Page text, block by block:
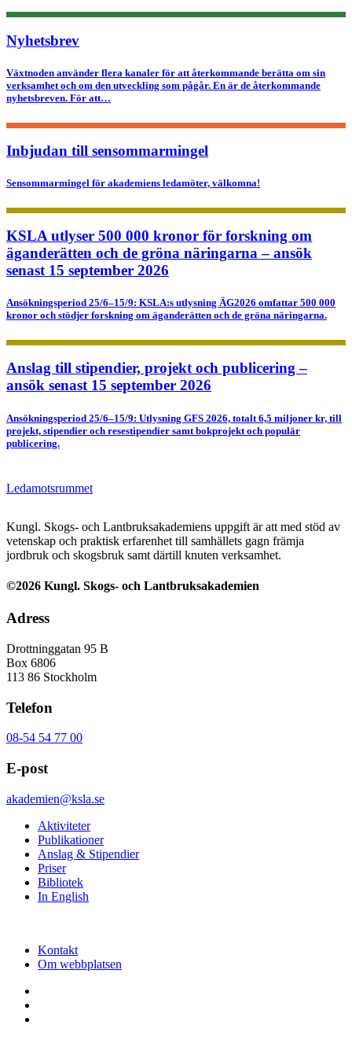
Nyhetsbrev
Växtnoden använder flera kanaler för att återkommande berätta om sin
verksamhet och om den utveckling som pågår. En är de återkommande
nyhetsbreven. För att…
Inbjudan till sensommarmingel
Sensommarmingel för akademiens ledamöter, välkomna!
KSLA utlyser 500 000 kronor för forskning om
äganderätten och de gröna näringarna – ansök
senast 15 september 2026
Ansökningsperiod 25/6–15/9: KSLA:s utlysning ÄG2026 omfattar 500 000
kronor och stödjer forskning om äganderätten och de gröna näringarna.
Anslag till stipendier, projekt och publicering –
ansök senast 15 september 2026
Ansökningsperiod 25/6–15/9: Utlysning GFS 2026, totalt 6,5 miljoner kr, till
projekt, stipendier och resestipendier samt bokprojekt och populär
publicering.
Ledamotsrummet
Kungl. Skogs- och Lantbruksakademiens uppgift är att med stöd av
vetenskap och praktisk erfarenhet till samhällets gagn främja
jordbruk och skogsbruk samt därtill knuten verksamhet.
©2026 Kungl. Skogs- och Lantbruksakademien
Adress
Drottninggatan 95 B
Box 6806
113 86 Stockholm
Telefon
08-54 54 77 00
E-post
akademien@ksla.se
Aktiviteter
Publikationer
Anslag & Stipendier
Priser
Bibliotek
In English
Kontakt
Om webbplatsen